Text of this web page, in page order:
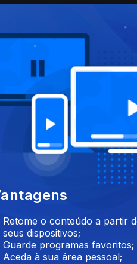
em França:
de Bordéus ainda não
tudo para trás. Português
perderam as
em Caracas está a fazer o
Ensino de Português no
e Espanha
é quase certo que centenas
dos incêndios em França e
Retome o conteúdo a partir
seus dispositivos;
Guarde programas favoritos;
Aceda à sua área pessoal;